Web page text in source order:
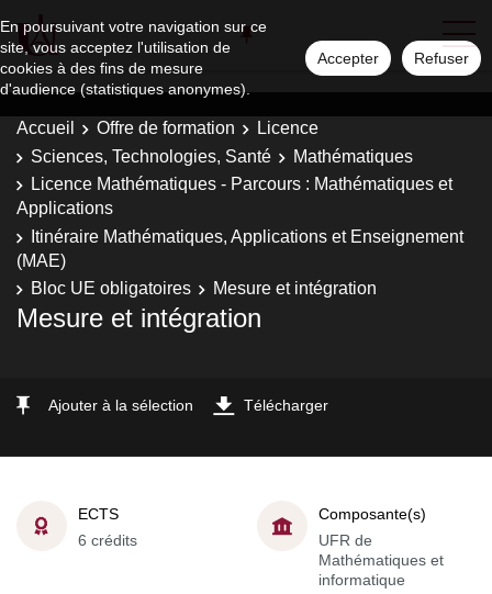
En poursuivant votre navigation sur ce
site, vous acceptez l'utilisation de
cookies à des fins de mesure
d'audience (statistiques anonymes).
Accepter Refuser
Accueil Offre de formation
Licence
Sciences, Technologies, Santé
Mathématiques
Licence Mathématiques - Parcours : Mathématiques et
Applications
Itinéraire Mathématiques, Applications et Enseignement
(MAE)
Bloc UE obligatoires
Mesure et intégration
Mesure et intégration
Ajouter à la sélection Télécharger
ECTS
6 crédits
Composante(s)
UFR de
Mathématiques et
informatique